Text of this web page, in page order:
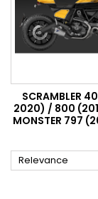
SCRAMBLER
2020) / 800
MONSTER 797
Relevance